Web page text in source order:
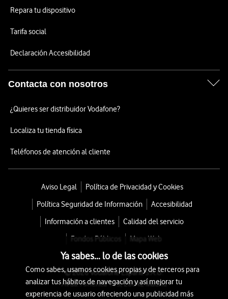
Repara tu dispositivo
Tarifa social
Declaración Accesibilidad
Contacta con nosotros
¿Quieres ser distribuidor Vodafone?
Localiza tu tienda física
Teléfonos de atención al cliente
Aviso Legal
Política de Privacidad y Cookies
Política Seguridad de Información
Accesibilidad
Información a clientes
Calidad del servicio
Fondos Públicos
Mapa Web
© 2026 Vodafone España S.A.U.
Avda. América 115, 28042 Madrid
Ya sabes... lo de las cookies
Como sabes, usamos cookies propias y de terceros para
analizar tus hábitos de navegación y así mejorar tu
experiencia de usuario ofreciendo una publicidad más